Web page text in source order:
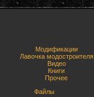
Модификации
Лавочка модостроителя
Видео
Книги
Прочее
Файлы